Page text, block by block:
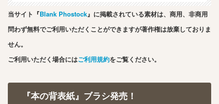
当サイト『Blank Phostock』に掲載されている素材は、商用、非商用
問わず無料でご利用いただくことができますが著作権は放棄しておりま
せん。
ご利用いただく場合にはご利用規約をご覧ください。
『本の背表紙』ブラシ発売！